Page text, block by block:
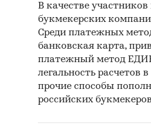
В качестве
букмекерских
Среди платежных
банковская карта,
платежный метод
легальность расчетов
прочие способы
российских